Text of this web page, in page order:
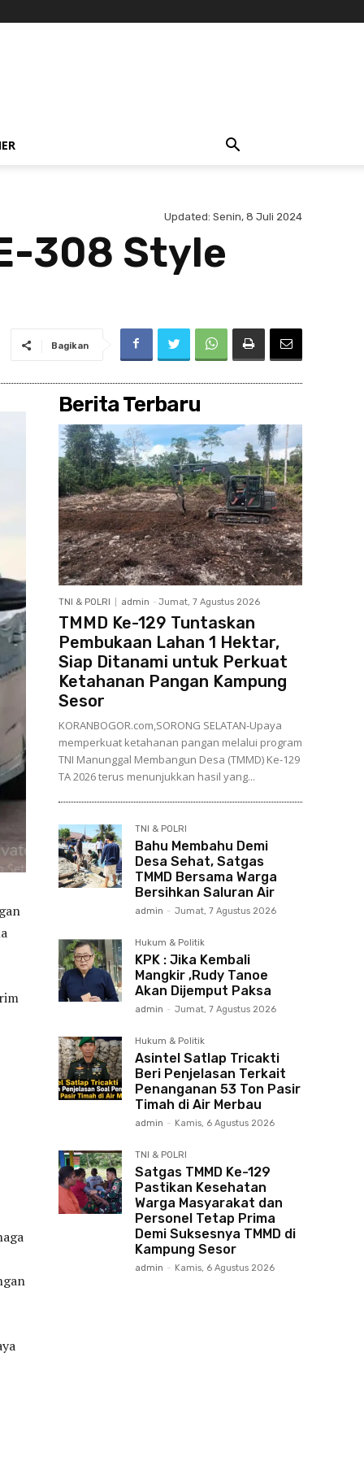
Updated: Senin, 8 Juli 2024
308 Style
Bagikan
Berita Terbaru
TNI & POLRI admin - Jumat, 7 Agustus 2026
TMMD Ke-129 Tuntaskan
Pembukaan Lahan 1 Hektar,
Siap Ditanami untuk Perkuat
Ketahanan Pangan Kampung
Sesor
KORANBOGOR.com,SORONG SELATAN-Upaya
memperkuat ketahanan pangan melalui program
TNI Manunggal Membangun Desa (TMMD) Ke-129
TA 2026 terus menunjukkan hasil yang...
TNI & POLRI
Bahu Membahu Demi
Desa Sehat, Satgas
TMMD Bersama Warga
Bersihkan Saluran Air
admin - Jumat, 7 Agustus 2026
Hukum & Politik
KPK : Jika Kembali
Mangkir ,Rudy Tanoe
Akan Dijemput Paksa
admin - Jumat, 7 Agustus 2026
Hukum & Politik
Asintel Satlap Tricakti
Beri Penjelasan Terkait
Penanganan 53 Ton Pasir
Timah di Air Merbau
admin - Kamis, 6 Agustus 2026
TNI & POLRI
Satgas TMMD Ke-129
Pastikan Kesehatan
Warga Masyarakat dan
Personel Tetap Prima
Demi Suksesnya TMMD di
Kampung Sesor
admin - Kamis, 6 Agustus 2026